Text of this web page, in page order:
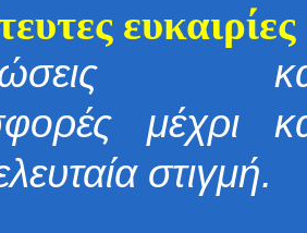
ευκαιρίες
μέχρι
στιγμή.